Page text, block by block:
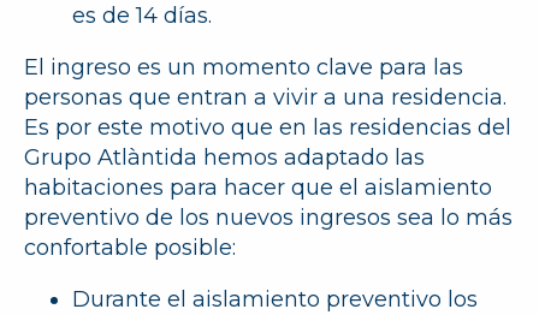
es de 14 días.
El ingreso es un momento clave para las
personas que entran a vivir a una residencia.
Es por este motivo que en las residencias del
Grupo Atlàntida hemos adaptado las
habitaciones para hacer que el aislamiento
preventivo de los nuevos ingresos sea lo más
confortable posible:
Durante el aislamiento preventivo los